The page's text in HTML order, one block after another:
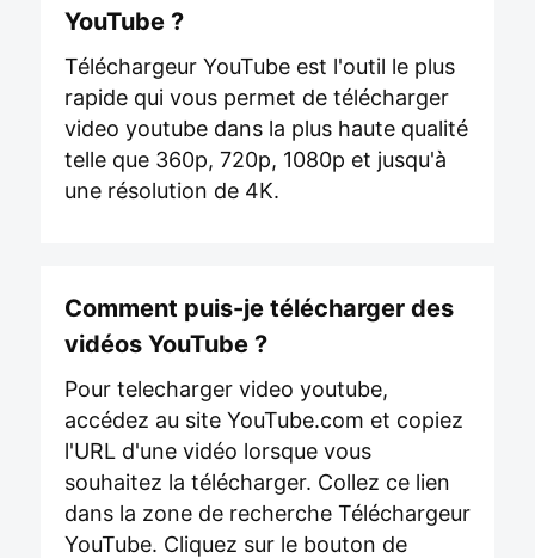
YouTube ?
Téléchargeur YouTube est l'outil le plus
rapide qui vous permet de télécharger
video youtube dans la plus haute qualité
telle que 360p, 720p, 1080p et jusqu'à
une résolution de 4K.
Comment puis-je télécharger des
vidéos YouTube ?
Pour telecharger video youtube,
accédez au site YouTube.com et copiez
l'URL d'une vidéo lorsque vous
souhaitez la télécharger. Collez ce lien
dans la zone de recherche Téléchargeur
YouTube. Cliquez sur le bouton de